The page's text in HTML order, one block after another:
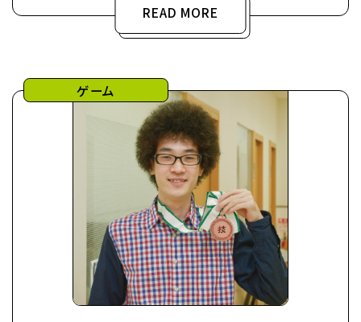
READ MORE
ゲーム